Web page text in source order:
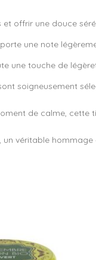
offrir une douce
une note
une touche de
soigneusement
de calme,
véritable hommage